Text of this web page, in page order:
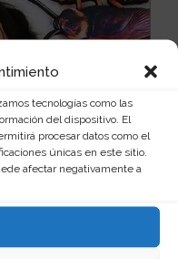
tecnologías como las
del dispositivo. El
procesar datos como el
únicas en este sitio.
afectar negativamente a